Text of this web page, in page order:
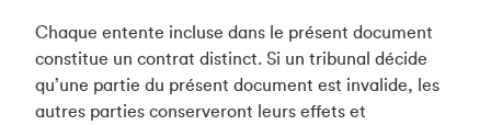
Chaque entente incluse dans le présent document
constitue un contrat distinct. Si un tribunal décide
qu’une partie du présent document est invalide, les
autres parties conserveront leurs effets et